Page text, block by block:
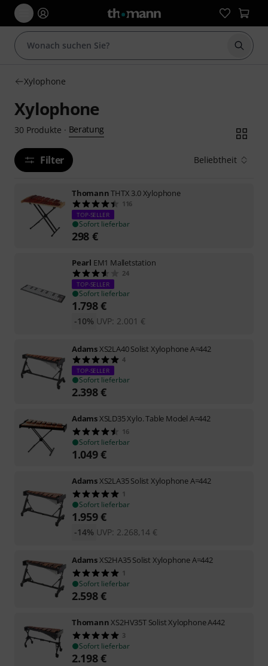
Suche
Xylophone
Xylophone
30 Produkte · Beratung
Filter Beliebtheit
ThomannTHTX 3.0 Xylophone
116
TOP-SELLER
Sofort lieferbar
298 €
Pearl EM1 Malletstation
24
TOP-SELLER
Sofort lieferbar
1.798€
UVP: 2.001 €
-10%
AdamsXS2LA40 Solist Xylophone A=442
4
TOP-SELLER
Sofort lieferbar
2.398€
AdamsXSLD35 Xylo. Table Model A=442
16
Sofort lieferbar
1.049€
AdamsXS2LA35 Solist Xylophone A=442
1
Sofort lieferbar
1.959€
UVP: 2.268,14 €
-14%
AdamsXS2HA35 Solist Xylophone A=442
1
Sofort lieferbar
2.598€
ThomannXS2HV35T Solist Xylophone A442
3
Sofort lieferbar
2.198€